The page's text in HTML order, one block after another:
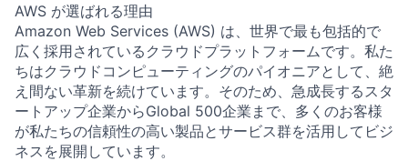
AWS が選ばれる理由
Amazon Web Services (AWS) は、世界で最も包括的で
広く採用されているクラウドプラットフォームです。私た
ちはクラウドコンピューティングのパイオニアとして、絶
え間ない革新を続けています。そのため、急成長するスタ
ートアップ企業からGlobal 500企業まで、多くのお客様
が私たちの信頼性の高い製品とサービス群を活用してビジ
ネスを展開しています。